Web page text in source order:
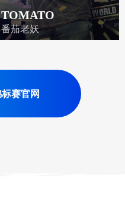
TOMATO
番茄老妖
赛官网